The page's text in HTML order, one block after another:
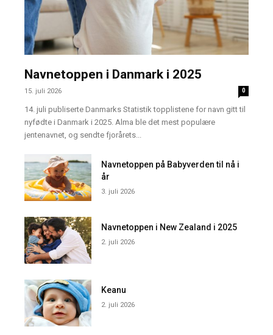
Navnetoppen i Danmark i 2025
15. juli 2026 0
14. juli publiserte Danmarks Statistik topplistene for navn gitt til
nyfødte i Danmark i 2025. Alma ble det mest populære
jentenavnet, og sendte fjorårets...
Navnetoppen på Babyverden til nå i
år
3. juli 2026
Navnetoppen i New Zealand i 2025
2. juli 2026
Keanu
2. juli 2026